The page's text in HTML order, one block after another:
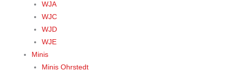
WJA
WJC
WJD
WJE
Minis
Minis Ohrstedt